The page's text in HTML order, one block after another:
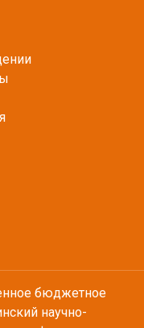
бюджетное
научно-